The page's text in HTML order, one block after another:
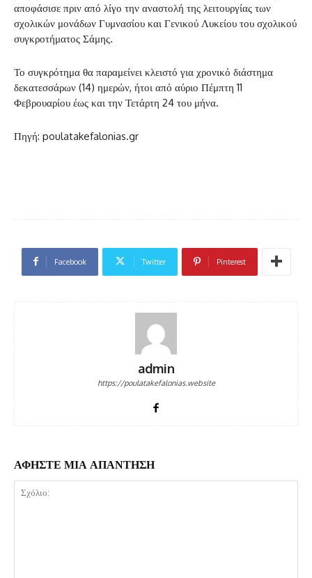
αποφάσισε πριν από λίγο την αναστολή της λειτουργίας των
σχολικών μονάδων Γυμνασίου και Γενικού Λυκείου του σχολικού
συγκροτήματος Σάμης.
Το συγκρότημα θα παραμείνει κλειστό για χρονικό διάστημα
δεκατεσσάρων (14) ημερών, ήτοι από αύριο Πέμπτη 11
Φεβρουαρίου έως και την Τετάρτη 24 του μήνα.
Πηγή: poulatakefalonias.gr
Facebook Twitter Pinterest
admin
https://poulatakefalonias.website
ΑΦΗΣΤΕ ΜΙΑ ΑΠΑΝΤΗΣΗ